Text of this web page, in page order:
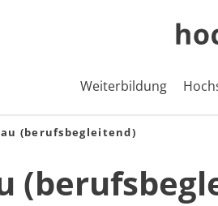
Weiterbildung
(berufsbegleitend)